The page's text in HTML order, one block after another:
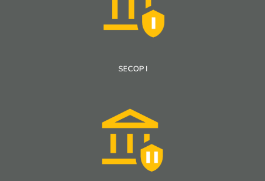
SECOP I